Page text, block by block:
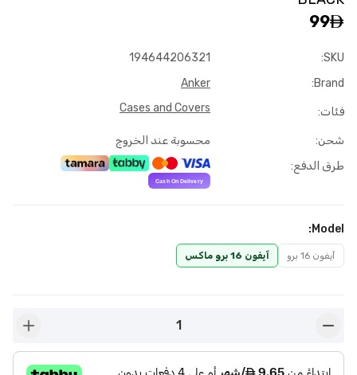
99
SKU
:
194644206321
Brand
:
Anker
فئات:
Cases and Covers
شحن:
محسوبة عند الخروج
طرق الدفع:
Model
:
آيفون 16 برو آيفون 16 برو ماكس
1
plus